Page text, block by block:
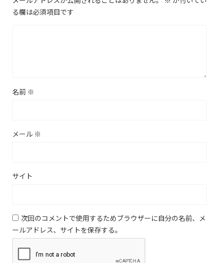
る欄は必須項目です
名前 ※
メール ※
サイト
次回のコメントで使用するためブラウザーに自分の名前、メ
ールアドレス、サイトを保存する。